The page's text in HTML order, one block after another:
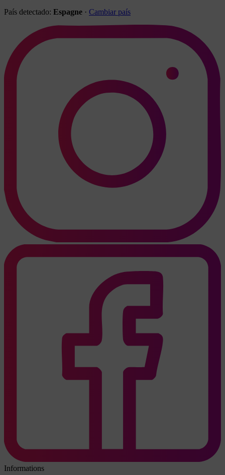
País detectado: Espagne · Cambiar país
Informations